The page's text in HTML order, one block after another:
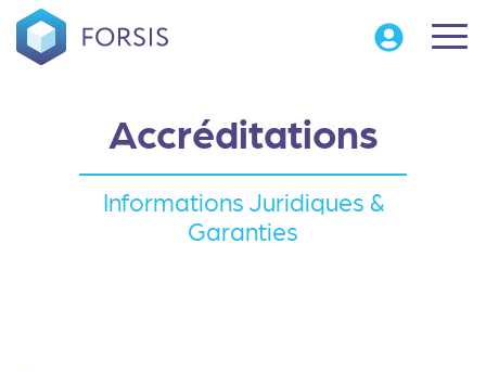
Accréditations
Informations Juridiques &
Garanties